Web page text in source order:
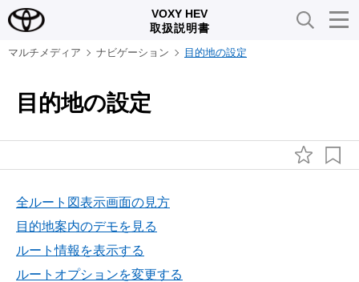
VOXY HEV
取扱説明書
マルチメディア ナビゲーション 目的地の設定
目的地の設定
全ルート図表示画面の見方
目的地案内のデモを見る
ルート情報を表示する
ルートオプションを変更する